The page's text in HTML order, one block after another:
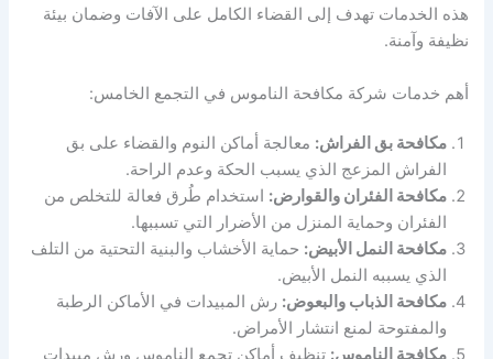
هذه الخدمات تهدف إلى القضاء الكامل على الآفات وضمان بيئة
نظيفة وآمنة.
أهم خدمات شركة مكافحة الناموس في التجمع الخامس:
مكافحة بق الفراش: معالجة أماكن النوم والقضاء على بق
الفراش المزعج الذي يسبب الحكة وعدم الراحة.
مكافحة الفئران والقوارض: استخدام طُرق فعالة للتخلص من
الفئران وحماية المنزل من الأضرار التي تسببها.
مكافحة النمل الأبيض: حماية الأخشاب والبنية التحتية من التلف
الذي يسببه النمل الأبيض.
مكافحة الذباب والبعوض: رش المبيدات في الأماكن الرطبة
والمفتوحة لمنع انتشار الأمراض.